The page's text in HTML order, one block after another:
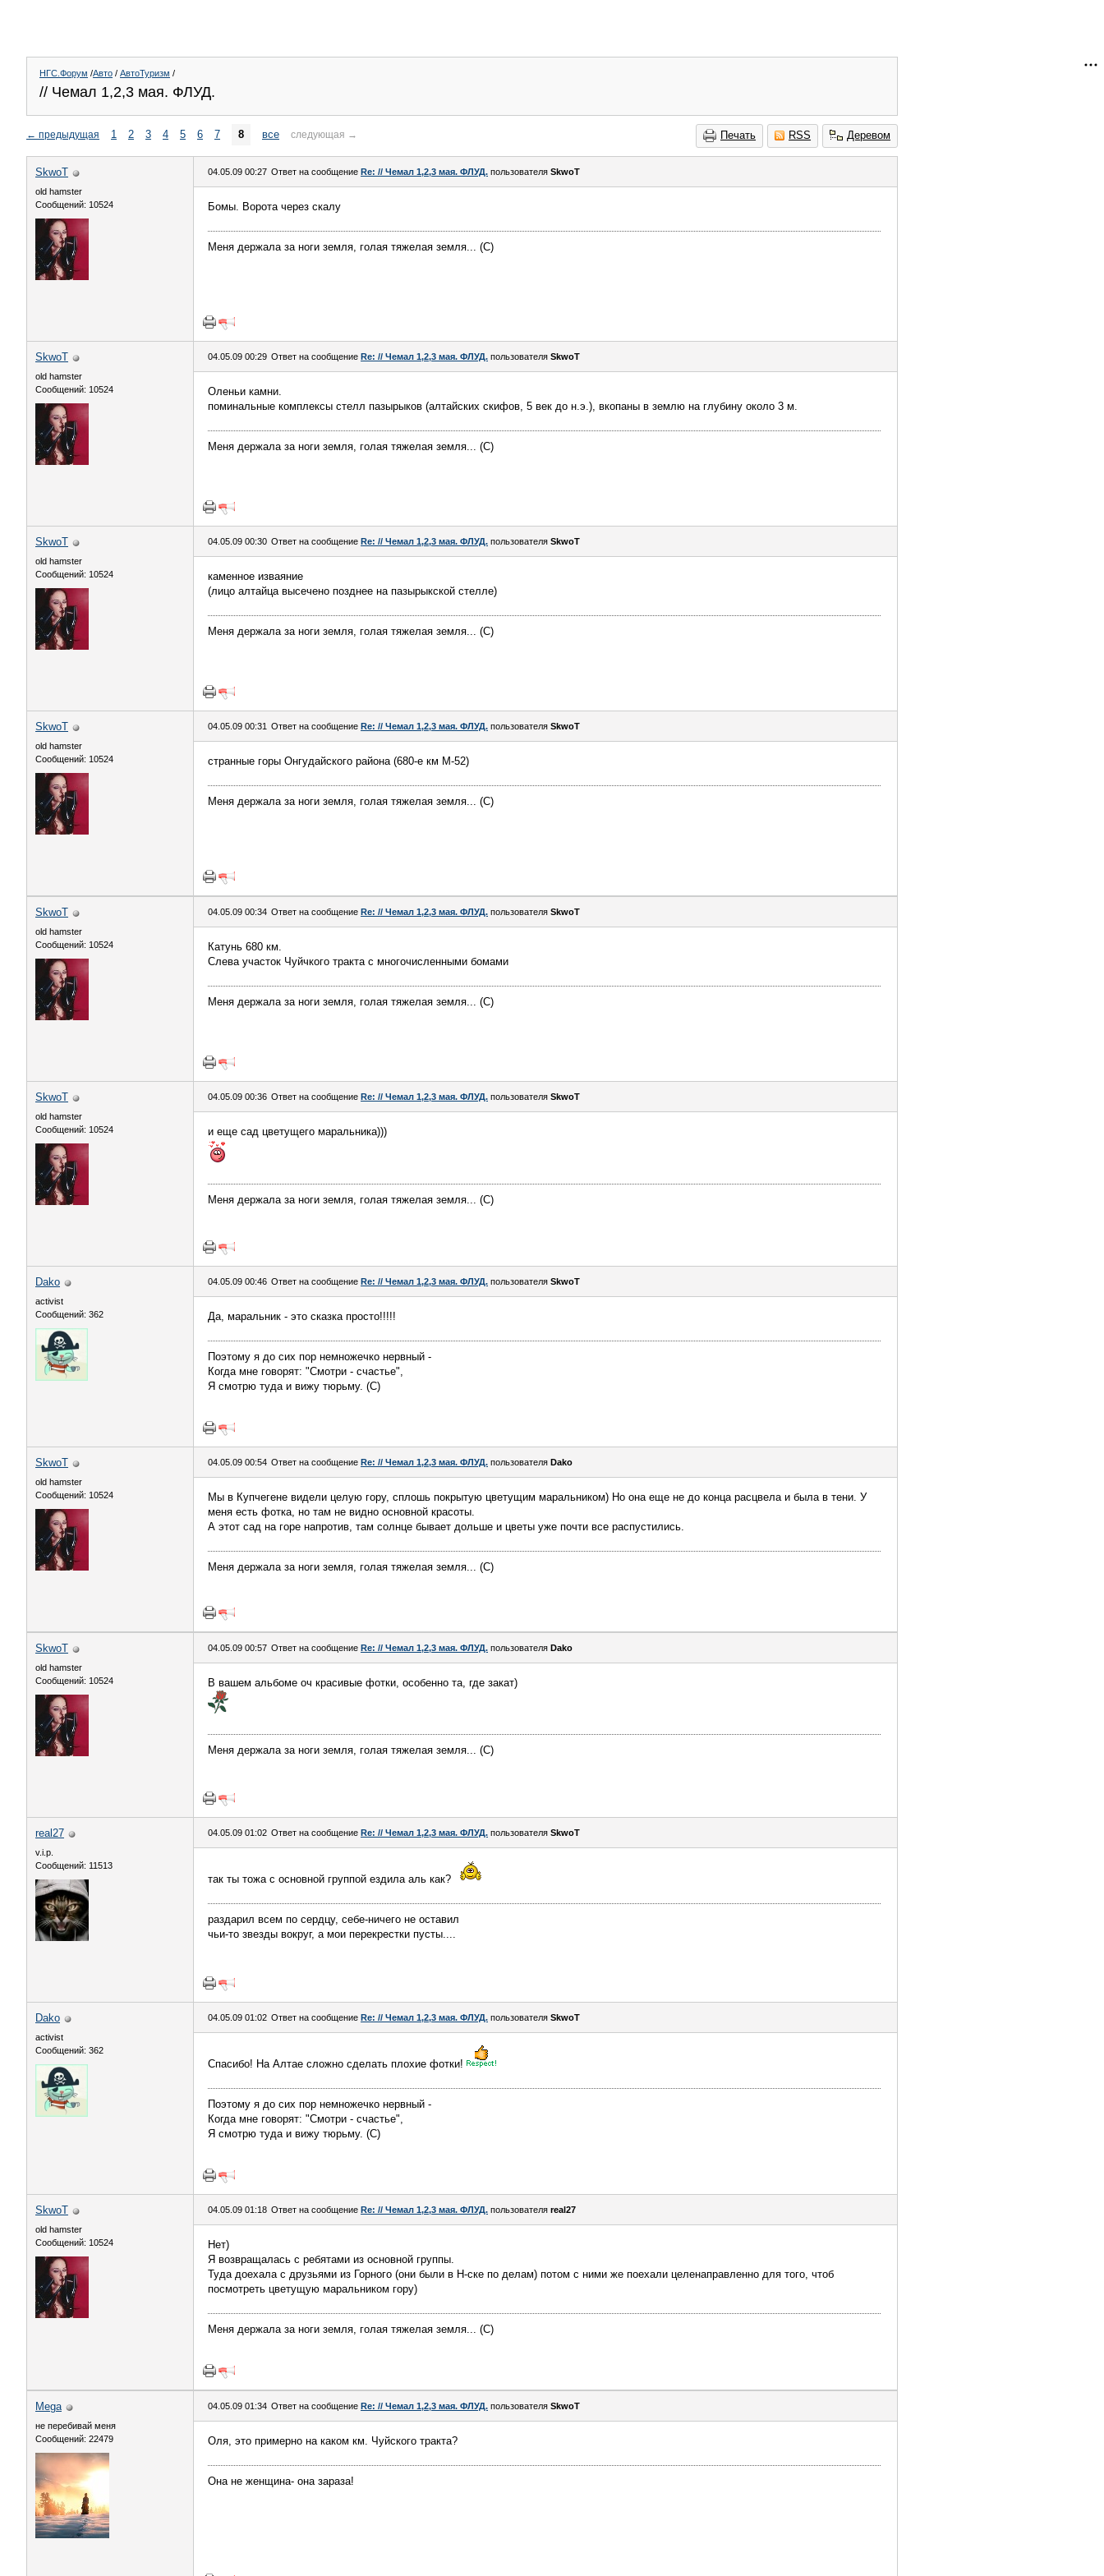
НГС.Форум /Авто / АвтоТуризм /
// Чемал 1,2,3 мая. ФЛУД.
Печать RSS Деревом
← предыдущая 1 2 3 4 5 6 7 8 все следующая →
SkwoT
old hamster
Сообщений: 10524
04.05.09 00:27 Ответ на сообщение Re: // Чемал 1,2,3 мая. ФЛУД. пользователя SkwoT
Бомы. Ворота через скалу
Меня держала за ноги земля, голая тяжелая земля... (С)
SkwoT
old hamster
Сообщений: 10524
04.05.09 00:29 Ответ на сообщение Re: // Чемал 1,2,3 мая. ФЛУД. пользователя SkwoT
Оленьи камни.
поминальные комплексы стелл пазырыков (алтайских скифов, 5 век до н.э.), вкопаны в землю на глубину около 3 м.
Меня держала за ноги земля, голая тяжелая земля... (С)
SkwoT
old hamster
Сообщений: 10524
04.05.09 00:30 Ответ на сообщение Re: // Чемал 1,2,3 мая. ФЛУД. пользователя SkwoT
каменное изваяние
(лицо алтайца высечено позднее на пазырыкской стелле)
Меня держала за ноги земля, голая тяжелая земля... (С)
SkwoT
old hamster
Сообщений: 10524
04.05.09 00:31 Ответ на сообщение Re: // Чемал 1,2,3 мая. ФЛУД. пользователя SkwoT
странные горы Онгудайского района (680-е км М-52)
Меня держала за ноги земля, голая тяжелая земля... (С)
SkwoT
old hamster
Сообщений: 10524
04.05.09 00:34 Ответ на сообщение Re: // Чемал 1,2,3 мая. ФЛУД. пользователя SkwoT
Катунь 680 км.
Слева участок Чуйчкого тракта с многочисленными бомами
Меня держала за ноги земля, голая тяжелая земля... (С)
SkwoT
old hamster
Сообщений: 10524
04.05.09 00:36 Ответ на сообщение Re: // Чемал 1,2,3 мая. ФЛУД. пользователя SkwoT
и еще сад цветущего маральника)))
Меня держала за ноги земля, голая тяжелая земля... (С)
Dako
activist
Сообщений: 362
04.05.09 00:46 Ответ на сообщение Re: // Чемал 1,2,3 мая. ФЛУД. пользователя SkwoT
Да, маральник - это сказка просто!!!!!
Поэтому я до сих пор немножечко нервный -
Когда мне говорят: "Смотри - счастье",
Я смотрю туда и вижу тюрьму. (С)
SkwoT
old hamster
Сообщений: 10524
04.05.09 00:54 Ответ на сообщение Re: // Чемал 1,2,3 мая. ФЛУД. пользователя Dako
Мы в Купчегене видели целую гору, сплошь покрытую цветущим маральником) Но она еще не до конца расцвела и была в тени. У
меня есть фотка, но там не видно основной красоты.
А этот сад на горе напротив, там солнце бывает дольше и цветы уже почти все распустились.
Меня держала за ноги земля, голая тяжелая земля... (С)
SkwoT
old hamster
Сообщений: 10524
04.05.09 00:57 Ответ на сообщение Re: // Чемал 1,2,3 мая. ФЛУД. пользователя Dako
В вашем альбоме оч красивые фотки, особенно та, где закат)
Меня держала за ноги земля, голая тяжелая земля... (С)
real27
v.i.p.
Сообщений: 11513
04.05.09 01:02 Ответ на сообщение Re: // Чемал 1,2,3 мая. ФЛУД. пользователя SkwoT
так ты тожа с основной группой ездила аль как?
раздарил всем по сердцу, себе-ничего не оставил
чьи-то звезды вокруг, а мои перекрестки пусты....
Dako
activist
Сообщений: 362
04.05.09 01:02 Ответ на сообщение Re: // Чемал 1,2,3 мая. ФЛУД. пользователя SkwoT
Спасибо! На Алтае сложно сделать плохие фотки!
Поэтому я до сих пор немножечко нервный -
Когда мне говорят: "Смотри - счастье",
Я смотрю туда и вижу тюрьму. (С)
SkwoT
old hamster
Сообщений: 10524
04.05.09 01:18 Ответ на сообщение Re: // Чемал 1,2,3 мая. ФЛУД. пользователя real27
Нет)
Я возвращалась с ребятами из основной группы.
Туда доехала с друзьями из Горного (они были в Н-ске по делам) потом с ними же поехали целенаправленно для того, чтоб
посмотреть цветущую маральником гору)
Меня держала за ноги земля, голая тяжелая земля... (С)
Mega
не перебивай меня
Сообщений: 22479
04.05.09 01:34 Ответ на сообщение Re: // Чемал 1,2,3 мая. ФЛУД. пользователя SkwoT
Оля, это примерно на каком км. Чуйского тракта?
Она не женщина- она зараза!